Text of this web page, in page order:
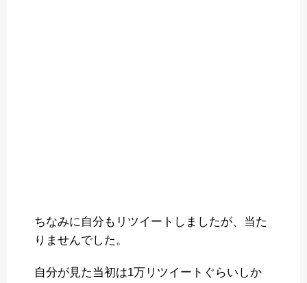
ちなみに自分もリツイートしましたが、当た
りませんでした。
自分が見た当初は1万リツイートぐらいしか